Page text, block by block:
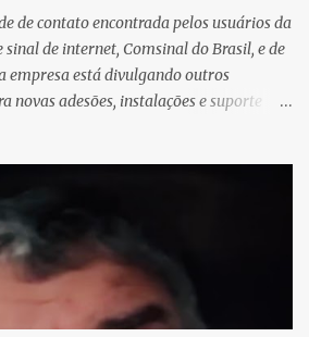
de contato encontrada pelos usuários da
de internet, Comsinal do Brasil, e de
empresa está divulgando outros
novas adesões, instalações e suporte